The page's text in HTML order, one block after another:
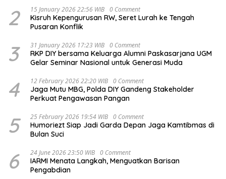
2 15 January 2026 22:56 WIB 0 Comment
Kisruh Kepengurusan RW, Seret Lurah ke Tengah
Pusaran Konflik
3 31 January 2026 17:23 WIB 0 Comment
RKP DIY bersama Keluarga Alumni Paskasarjana UGM
Gelar Seminar Nasional untuk Generasi Muda
4 12 February 2026 22:20 WIB 0 Comment
Jaga Mutu MBG, Polda DIY Gandeng Stakeholder
Perkuat Pengawasan Pangan
5 25 February 2026 19:54 WIB 0 Comment
Humoriezt Siap Jadi Garda Depan Jaga Kamtibmas di
Bulan Suci
6 24 June 2026 23:50 WIB 0 Comment
IARMI Menata Langkah, Menguatkan Barisan
Pengabdian